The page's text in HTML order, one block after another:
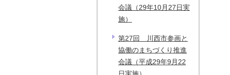
会議（29年10月27日実
施）
第27回 川西市参画と
協働のまちづくり推進
会議（平成29年9月22